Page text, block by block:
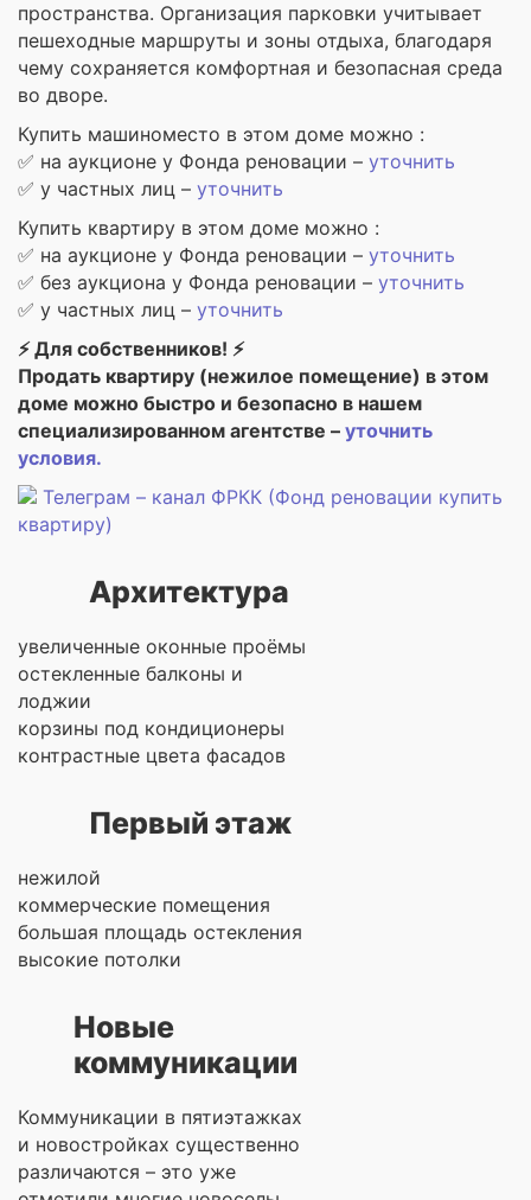
пространства. Организация парковки учитывает
пешеходные маршруты и зоны отдыха, благодаря
чему сохраняется комфортная и безопасная среда
во дворе.
Купить машиноместо в этом доме можно :
✅ на аукционе у Фонда реновации – уточнить
✅ у частных лиц – уточнить
Купить квартиру в этом доме можно :
✅ на аукционе у Фонда реновации – уточнить
✅ без аукциона у Фонда реновации – уточнить
✅ у частных лиц – уточнить
⚡ Для собственников! ⚡
Продать квартиру (нежилое помещение) в этом
доме можно быстро и безопасно в нашем
специализированном агентстве – уточнить
условия.
Телеграм – канал ФРКК (Фонд реновации купить
квартиру)
Архитектура
увеличенные оконные проёмы
остекленные балконы и
лоджии
корзины под кондиционеры
контрастные цвета фасадов
Первый этаж
нежилой
коммерческие помещения
большая площадь остекления
высокие потолки
Новые
коммуникации
Коммуникации в пятиэтажках
и новостройках существенно
различаются – это уже